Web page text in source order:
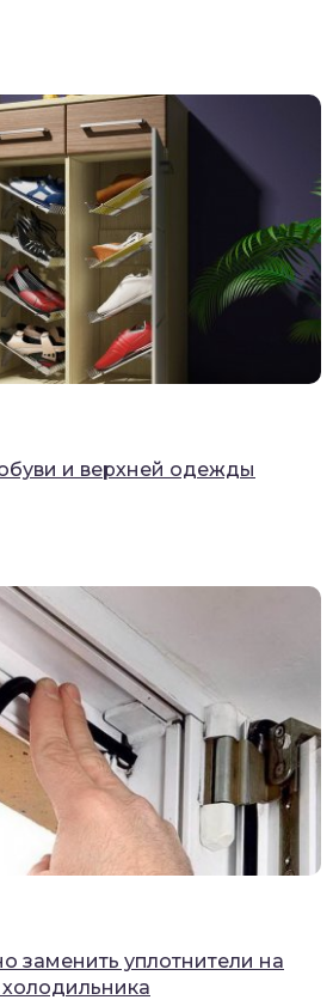
и верхней одежды
заменить уплотнители на